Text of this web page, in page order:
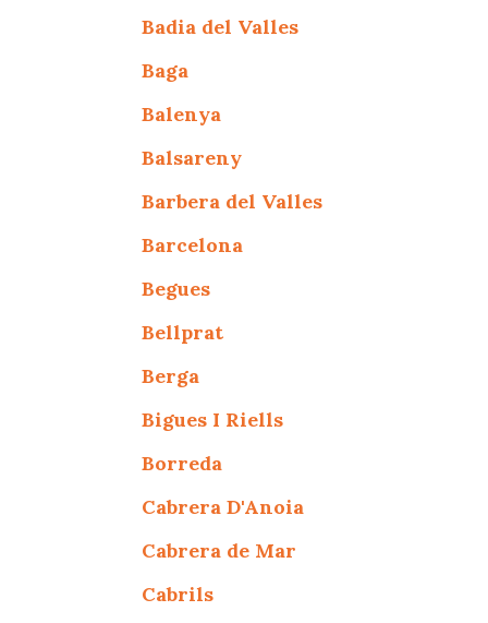
Badia del Valles
Baga
Balenya
Balsareny
Barbera del Valles
Barcelona
Begues
Bellprat
Berga
Bigues I Riells
Borreda
Cabrera D'Anoia
Cabrera de Mar
Cabrils